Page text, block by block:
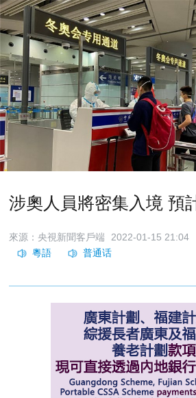
涉奧人員將密集入境 預
來源：央視新聞客戶端 2022-01-15 21:04